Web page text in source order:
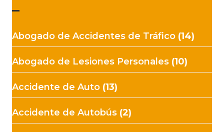
–
Abogado de Accidentes de Tráfico (14)
Abogado de Lesiones Personales (10)
Accidente de Auto (13)
Accidente de Autobús (2)